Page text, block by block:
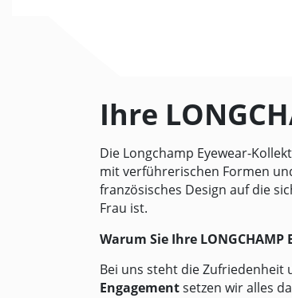
Ihre
Die Longchamp Eyewear-
mit verführerischen Formen
französisches Design auf die
Frau ist.
Warum Sie Ihre LONGCHAMP
Bei uns steht die Zufriedenheit
Engagementsetzen wir alles